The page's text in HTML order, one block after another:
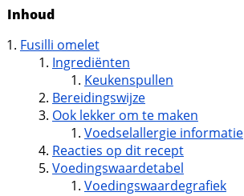
Inhoud
Fusilli omelet
Ingrediënten
Keukenspullen
Bereidingswijze
Ook lekker om te maken
Voedselallergie informatie
Reacties op dit recept
Voedingswaardetabel
Voedingswaardegrafiek